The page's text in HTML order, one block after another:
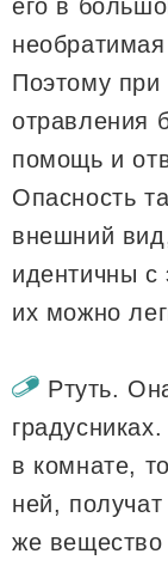
его в
Поэтому
отравления
помощь и
Опасность
внешний
идентичны
их можно
Ртуть.
в комнате,
ней,
же вещество